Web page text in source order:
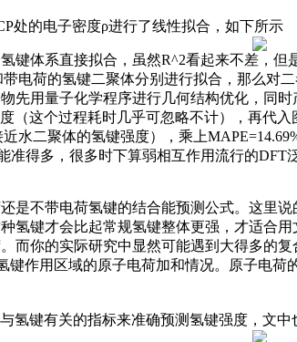
处的电子密度ρ进行了线性拟合，如下所示
键体系直接拟合，虽然R^2看起来不差，
电荷的氢键二聚体分别进行拟合，那么
先用量子化学程序进行几何结构优化，同
（这个过程耗时几乎可忽略不计），再代
水二聚体的氢键强度），乘上
准得多，很多时下算弱相互作用流行的DFT
是不带电荷氢键的结合能预测公式。这里
氢键才会比起常规氢键整体更强，才适合
而你的实际研究中显然可能遇到大得多的
作用区域的原子电荷加和情况。原子电荷
氢键有关的指标来准确预测氢键强度，文